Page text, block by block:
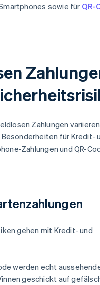
sowie für QR-
Zahlungen
Besonderheiten für Kredit-
Zahlungen und QR-
gehen mit Kredit- und
werden echt
geschickt auf